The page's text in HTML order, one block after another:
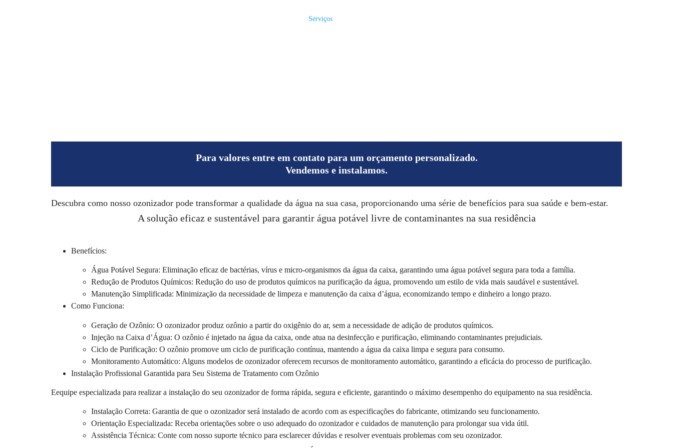
Serviços
Para valores entre em contato para um orçamento personalizado.
Vendemos e instalamos.
Descubra como nosso ozonizador pode transformar a qualidade da água na sua casa, proporcionando uma série de benefícios para sua saúde e bem-estar.
A solução eficaz e sustentável para garantir água potável livre de contaminantes na sua residência
Benefícios:
Água Potável Segura: Eliminação eficaz de bactérias, vírus e micro-organismos da água da caixa, garantindo uma água potável segura para toda a família.
Redução de Produtos Químicos: Redução do uso de produtos químicos na purificação da água, promovendo um estilo de vida mais saudável e sustentável.
Manutenção Simplificada: Minimização da necessidade de limpeza e manutenção da caixa d’água, economizando tempo e dinheiro a longo prazo.
Como Funciona:
Geração de Ozônio: O ozonizador produz ozônio a partir do oxigênio do ar, sem a necessidade de adição de produtos químicos.
Injeção na Caixa d’Água: O ozônio é injetado na água da caixa, onde atua na desinfecção e purificação, eliminando contaminantes prejudiciais.
Ciclo de Purificação: O ozônio promove um ciclo de purificação contínua, mantendo a água da caixa limpa e segura para consumo.
Monitoramento Automático: Alguns modelos de ozonizador oferecem recursos de monitoramento automático, garantindo a eficácia do processo de purificação.
Instalação Profissional Garantida para Seu Sistema de Tratamento com Ozônio
Eequipe especializada para realizar a instalação do seu ozonizador de forma rápida, segura e eficiente, garantindo o máximo desempenho do equipamento na sua residência.
Instalação Correta: Garantia de que o ozonizador será instalado de acordo com as especificações do fabricante, otimizando seu funcionamento.
Orientação Especializada: Receba orientações sobre o uso adequado do ozonizador e cuidados de manutenção para prolongar sua vida útil.
Assistência Técnica: Conte com nosso suporte técnico para esclarecer dúvidas e resolver eventuais problemas com seu ozonizador.